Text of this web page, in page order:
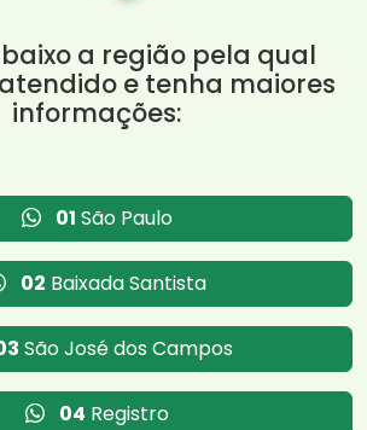
a região pela qual
e tenha maiores
informações:
01 São Paulo
02 Baixada Santista
São José dos Campos
04 Registro